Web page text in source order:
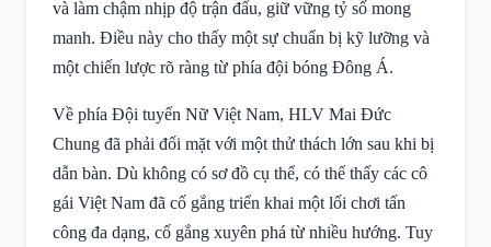
và làm chậm nhịp độ trận đấu, giữ vững tỷ số mong
manh. Điều này cho thấy một sự chuẩn bị kỹ lưỡng và
một chiến lược rõ ràng từ phía đội bóng Đông Á.
Về phía Đội tuyển Nữ Việt Nam, HLV Mai Đức
Chung đã phải đối mặt với một thử thách lớn sau khi bị
dẫn bàn. Dù không có sơ đồ cụ thể, có thể thấy các cô
gái Việt Nam đã cố gắng triển khai một lối chơi tấn
công đa dạng, cố gắng xuyên phá từ nhiều hướng. Tuy